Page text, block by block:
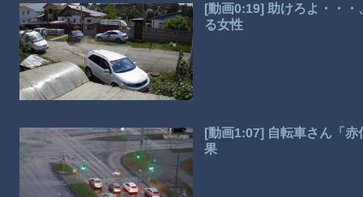
[動画0:19] 助けろよ・・
る女性
[動画1:07] 自転車さん「
果